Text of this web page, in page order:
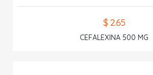
$ 2.65
CEFALEXINA 500 MG